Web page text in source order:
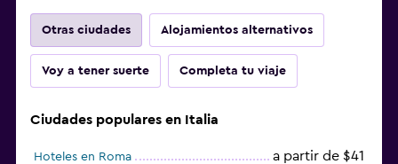
Otras ciudades Alojamientos alternativos
Voy a tener suerte Completa tu viaje
Ciudades populares en Italia
Hoteles en Roma a partir de $41